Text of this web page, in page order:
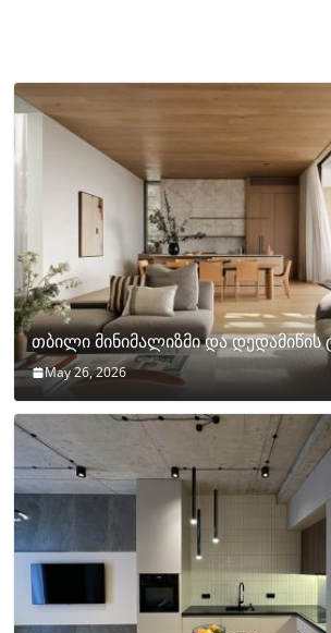
თბილი მინიმალიზმი და დედამიწის
May 26, 2026